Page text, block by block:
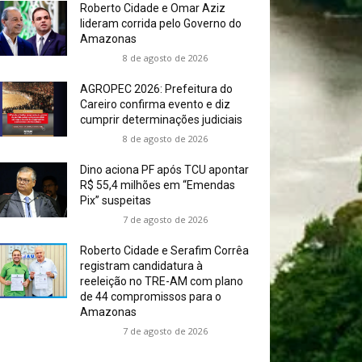
Roberto Cidade e Omar Aziz
lideram corrida pelo Governo do
Amazonas
8 de agosto de 2026
AGROPEC 2026: Prefeitura do
Careiro confirma evento e diz
cumprir determinações judiciais
8 de agosto de 2026
Dino aciona PF após TCU apontar
R$ 55,4 milhões em “Emendas
Pix” suspeitas
7 de agosto de 2026
Roberto Cidade e Serafim Corrêa
registram candidatura à
reeleição no TRE-AM com plano
de 44 compromissos para o
Amazonas
7 de agosto de 2026